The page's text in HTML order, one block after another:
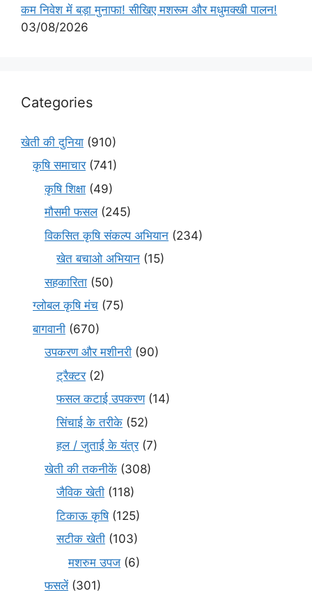
कम निवेश में बड़ा मुनाफा! सीखिए मशरूम और मधुमक्खी पालन!
03/08/2026
Categories
खेती की दुनिया (910)
कृषि समाचार(741)
कृषि शिक्षा (49)
मौसमी फसल(245)
विकसित कृषि संकल्प अभियान (234)
खेत बचाओ अभियान (15)
सहकारिता (50)
ग्लोबल कृषि मंच (75)
बागवानी (670)
उपकरण और मशीनरी (90)
ट्रैक्टर(2)
फसल कटाई उपकरण(14)
सिंचाई के तरीके (52)
हल / जुताई के यंत्र(7)
खेती की तकनीकें (308)
जैविक खेती (118)
टिकाऊ कृषि(125)
सटीक खेती (103)
मशरुम उपज (6)
फसलें(301)